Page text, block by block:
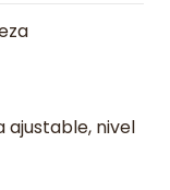
nivel